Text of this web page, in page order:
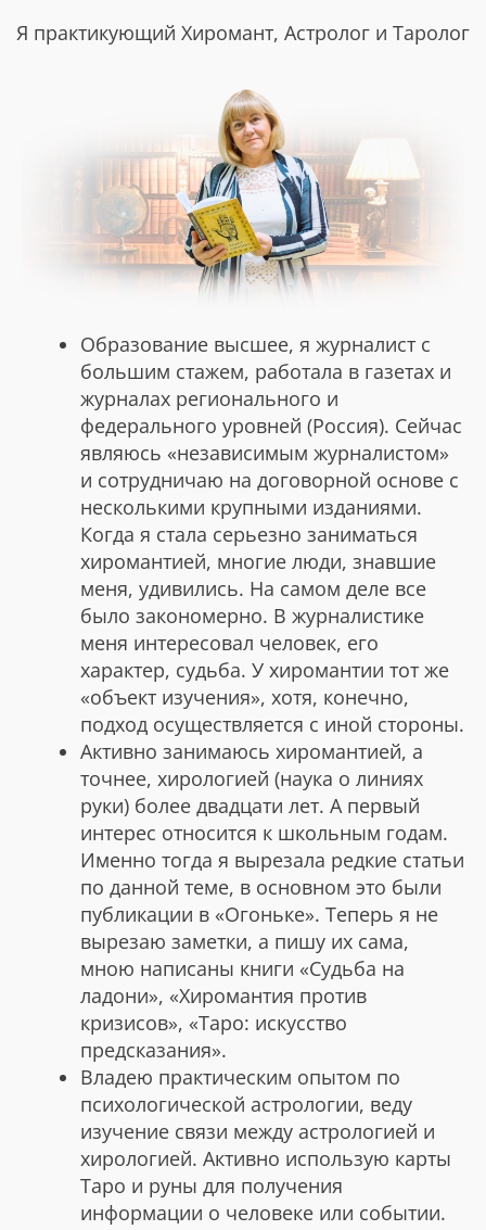
Я практикующий Хиромант, Астролог и Таролог
Образование высшее, я журналист с
большим стажем, работала в газетах и
журналах регионального и
федерального уровней (Россия). Сейчас
являюсь «независимым журналистом»
и сотрудничаю на договорной основе с
несколькими крупными изданиями.
Когда я стала серьезно заниматься
хиромантией, многие люди, знавшие
меня, удивились. На самом деле все
было закономерно. В журналистике
меня интересовал человек, его
характер, судьба. У хиромантии тот же
«объект изучения», хотя, конечно,
подход осуществляется с иной стороны.
Активно занимаюсь хиромантией, а
точнее, хирологией (наука о линиях
руки) более двадцати лет. А первый
интерес относится к школьным годам.
Именно тогда я вырезала редкие статьи
по данной теме, в основном это были
публикации в «Огоньке». Теперь я не
вырезаю заметки, а пишу их сама,
мною написаны книги «Судьба на
ладони», «Хиромантия против
кризисов», «Таро: искусство
предсказания».
Владею практическим опытом по
психологической астрологии, веду
изучение связи между астрологией и
хирологией. Активно использую карты
Таро и руны для получения
информации о человеке или событии.